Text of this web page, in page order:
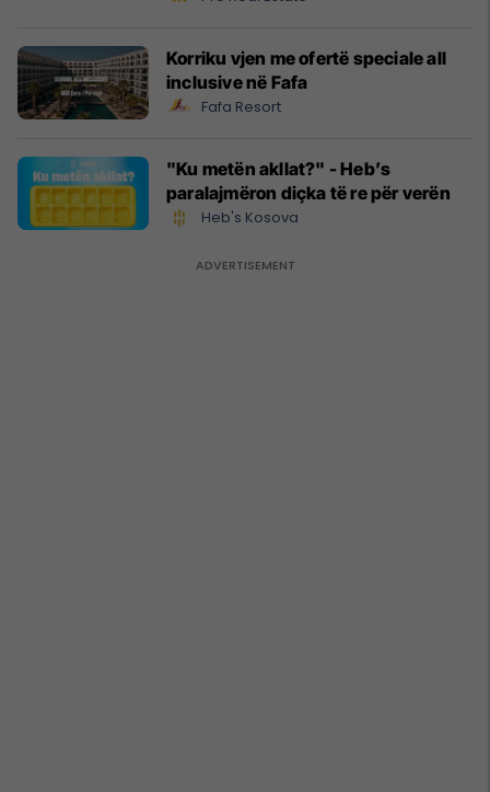
Korriku vjen me ofertë speciale all
inclusive në Fafa
Fafa Resort
"Ku metën akllat?" - Heb’s
paralajmëron diçka të re për verën
Heb's Kosova